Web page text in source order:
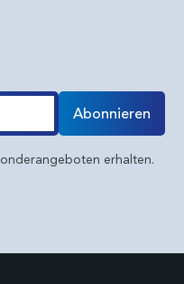
Abonnieren
erhalten.